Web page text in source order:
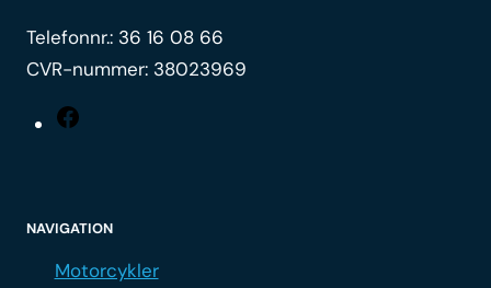
Telefonnr.: 36 16 08 66
CVR-nummer: 38023969
NAVIGATION
Motorcykler